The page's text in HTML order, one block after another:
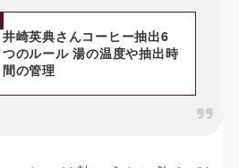
井崎英典さんコーヒー抽出6
つのルール 湯の温度や抽出時
間の管理